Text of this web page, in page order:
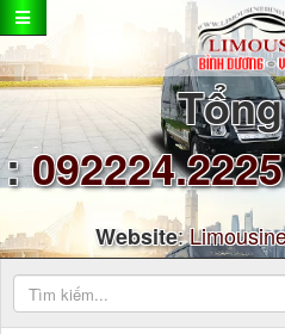
:092224.2225
Website: